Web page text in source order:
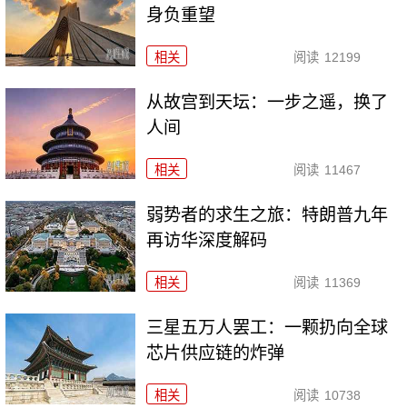
身负重望
相关 阅读 12199
从故宫到天坛：一步之遥，换了
人间
相关 阅读 11467
弱势者的求生之旅：特朗普九年
再访华深度解码
相关 阅读 11369
三星五万人罢工：一颗扔向全球
芯片供应链的炸弹
相关 阅读 10738